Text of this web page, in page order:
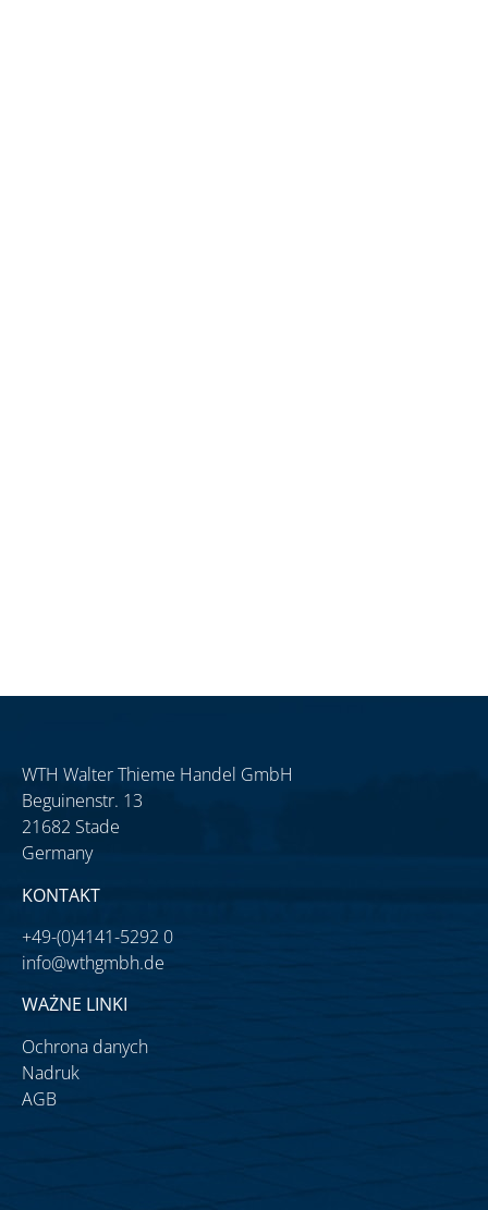
WTH Walter Thieme Handel GmbH
Beguinenstr. 13
21682 Stade
Germany
KONTAKT
+49-(0)4141-5292 0
info@wthgmbh.de
WAŻNE LINKI
Ochrona danych
Nadruk
AGB